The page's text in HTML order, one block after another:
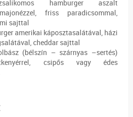
hamburger aszalt
friss paradicsommal,
sajttal
amerikai káposztasalátával, házi
cheddar sajttal
(bélszín – szárnyas –sertés)
csipős vagy édes